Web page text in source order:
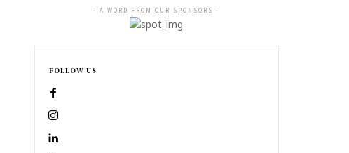
- A WORD FROM OUR SPONSORS -
FOLLOW US